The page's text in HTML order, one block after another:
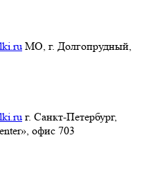
МО, г. Долгопрудный,
г. Санкт-Петербург,
офис 703